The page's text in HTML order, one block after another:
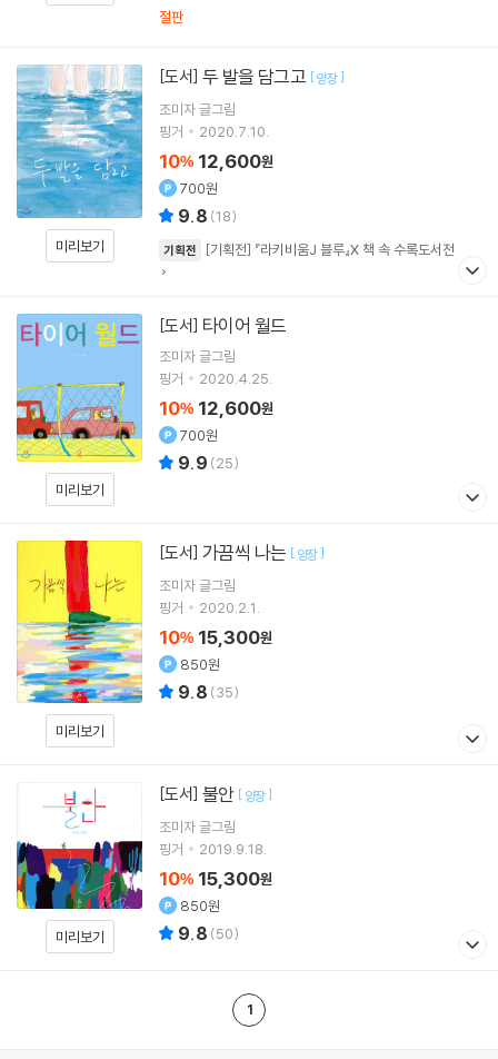
절판
미리보기
[도서] 두 발을 담그고 [양장]
조미자글그림
핑거
2020.7.10.
10% 12,600원
700원
9.8 (18)
기획전 [기획전] 『라키비움J 블루』X 책 속 수록도서전
미리보기
[도서] 타이어 월드
조미자글그림
핑거
2020.4.25.
10% 12,600원
700원
9.9 (25)
미리보기
[도서] 가끔씩 나는 [ 양장]
조미자글그림
핑거
2020.2.1.
10% 15,300원
850원
9.8 (35)
미리보기
[도서] 불안 [ 양장]
조미자글그림
핑거
2019.9.18.
10% 15,300원
850원
9.8 (50)
1